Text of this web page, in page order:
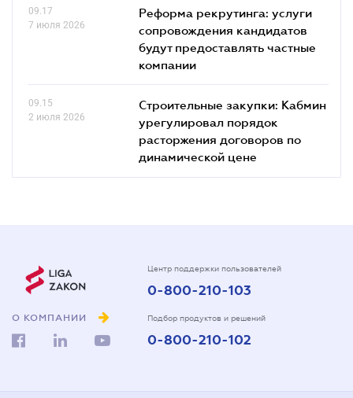
09.17
7 июля 2026
Реформа рекрутинга: услуги
сопровождения кандидатов
будут предоставлять частные
компании
09.15
2 июля 2026
Строительные закупки: Кабмин
урегулировал порядок
расторжения договоров по
динамической цене
О КОМПАНИИ
Центр поддержки пользователей
0-800-210-103
Подбор продуктов и решений
0-800-210-102